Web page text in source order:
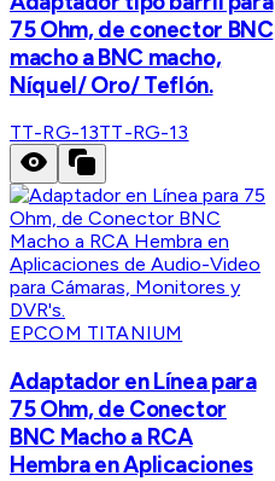
75 Ohm, de conector BNC
macho a BNC macho,
Níquel/ Oro/ Teflón.
TT-RG-13TT-RG-13
EPCOM TITANIUM
Adaptador en Línea para
75 Ohm, de Conector
BNC Macho a RCA
Hembra en Aplicaciones